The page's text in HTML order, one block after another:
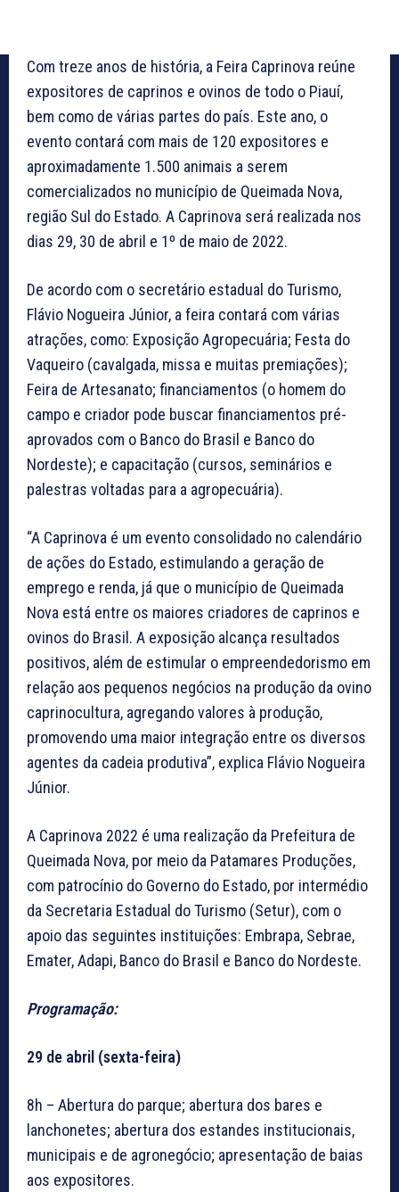
Com treze anos de história, a Feira Caprinova reúne
expositores de caprinos e ovinos de todo o Piauí,
bem como de várias partes do país. Este ano, o
evento contará com mais de 120 expositores e
aproximadamente 1.500 animais a serem
comercializados no município de Queimada Nova,
região Sul do Estado. A Caprinova será realizada nos
dias 29, 30 de abril e 1º de maio de 2022.
De acordo com o secretário estadual do Turismo,
Flávio Nogueira Júnior, a feira contará com várias
atrações, como: Exposição Agropecuária; Festa do
Vaqueiro (cavalgada, missa e muitas premiações);
Feira de Artesanato; financiamentos (o homem do
campo e criador pode buscar financiamentos pré-
aprovados com o Banco do Brasil e Banco do
Nordeste); e capacitação (cursos, seminários e
palestras voltadas para a agropecuária).
“A Caprinova é um evento consolidado no calendário
de ações do Estado, estimulando a geração de
emprego e renda, já que o município de Queimada
Nova está entre os maiores criadores de caprinos e
ovinos do Brasil. A exposição alcança resultados
positivos, além de estimular o empreendedorismo em
relação aos pequenos negócios na produção da ovino
caprinocultura, agregando valores à produção,
promovendo uma maior integração entre os diversos
agentes da cadeia produtiva”, explica Flávio Nogueira
Júnior.
A Caprinova 2022 é uma realização da Prefeitura de
Queimada Nova, por meio da Patamares Produções,
com patrocínio do Governo do Estado, por intermédio
da Secretaria Estadual do Turismo (Setur), com o
apoio das seguintes instituições: Embrapa, Sebrae,
Emater, Adapi, Banco do Brasil e Banco do Nordeste.
Programação:
29 de abril (sexta-feira)
8h – Abertura do parque; abertura dos bares e
lanchonetes; abertura dos estandes institucionais,
municipais e de agronegócio; apresentação de baias
aos expositores.